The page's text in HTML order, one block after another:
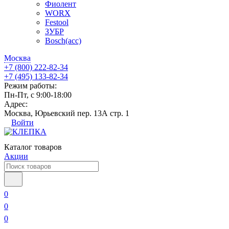
Фиолент
WORX
Festool
ЗУБР
Bosch(acc)
Москва
+7 (800) 222-82-34
+7 (495) 133-82-34
Режим работы:
Пн-Пт, с 9:00-18:00
Адрес:
Москва, Юрьевский пер. 13А стр. 1
Войти
Каталог товаров
Акции
0
0
0